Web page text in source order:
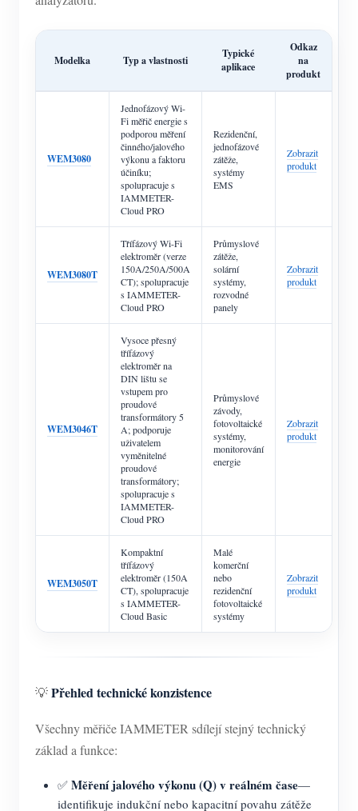
Modelka Typ a vlastnosti
Typické
aplikace
Odkaz
na
produkt
WEM3080
Jednofázový Wi-
Fi měřič energie s
podporou měření
činného/jalového
výkonu a faktoru
účiníku;
spolupracuje s
IAMMETER-
Cloud PRO
Rezidenční,
jednofázové
zátěže,
systémy
EMS
Zobrazit
produkt
WEM3080T
Třífázový Wi-Fi
elektroměr (verze
150A/250A/500A
CT); spolupracuje
s IAMMETER-
Cloud PRO
Průmyslové
zátěže,
solární
systémy,
rozvodné
panely
Zobrazit
produkt
WEM3046T
Vysoce přesný
třífázový
elektroměr na
DIN lištu se
vstupem pro
proudové
transformátory 5
A; podporuje
uživatelem
vyměnitelné
proudové
transformátory;
spolupracuje s
IAMMETER-
Cloud PRO
Průmyslové
závody,
fotovoltaické
systémy,
monitorování
energie
Zobrazit
produkt
WEM3050T
Kompaktní
třífázový
elektroměr (150A
CT), spolupracuje
s IAMMETER-
Cloud Basic
Malé
komerční
nebo
rezidenční
fotovoltaické
systémy
Zobrazit
produkt
💡Přehled technické konzistence
Všechny měřiče IAMMETER sdílejí stejný technický
základ a funkce:
✅ Měření jalového výkonu (Q) v reálném čase—
identifikuje indukční nebo kapacitní povahu zátěže